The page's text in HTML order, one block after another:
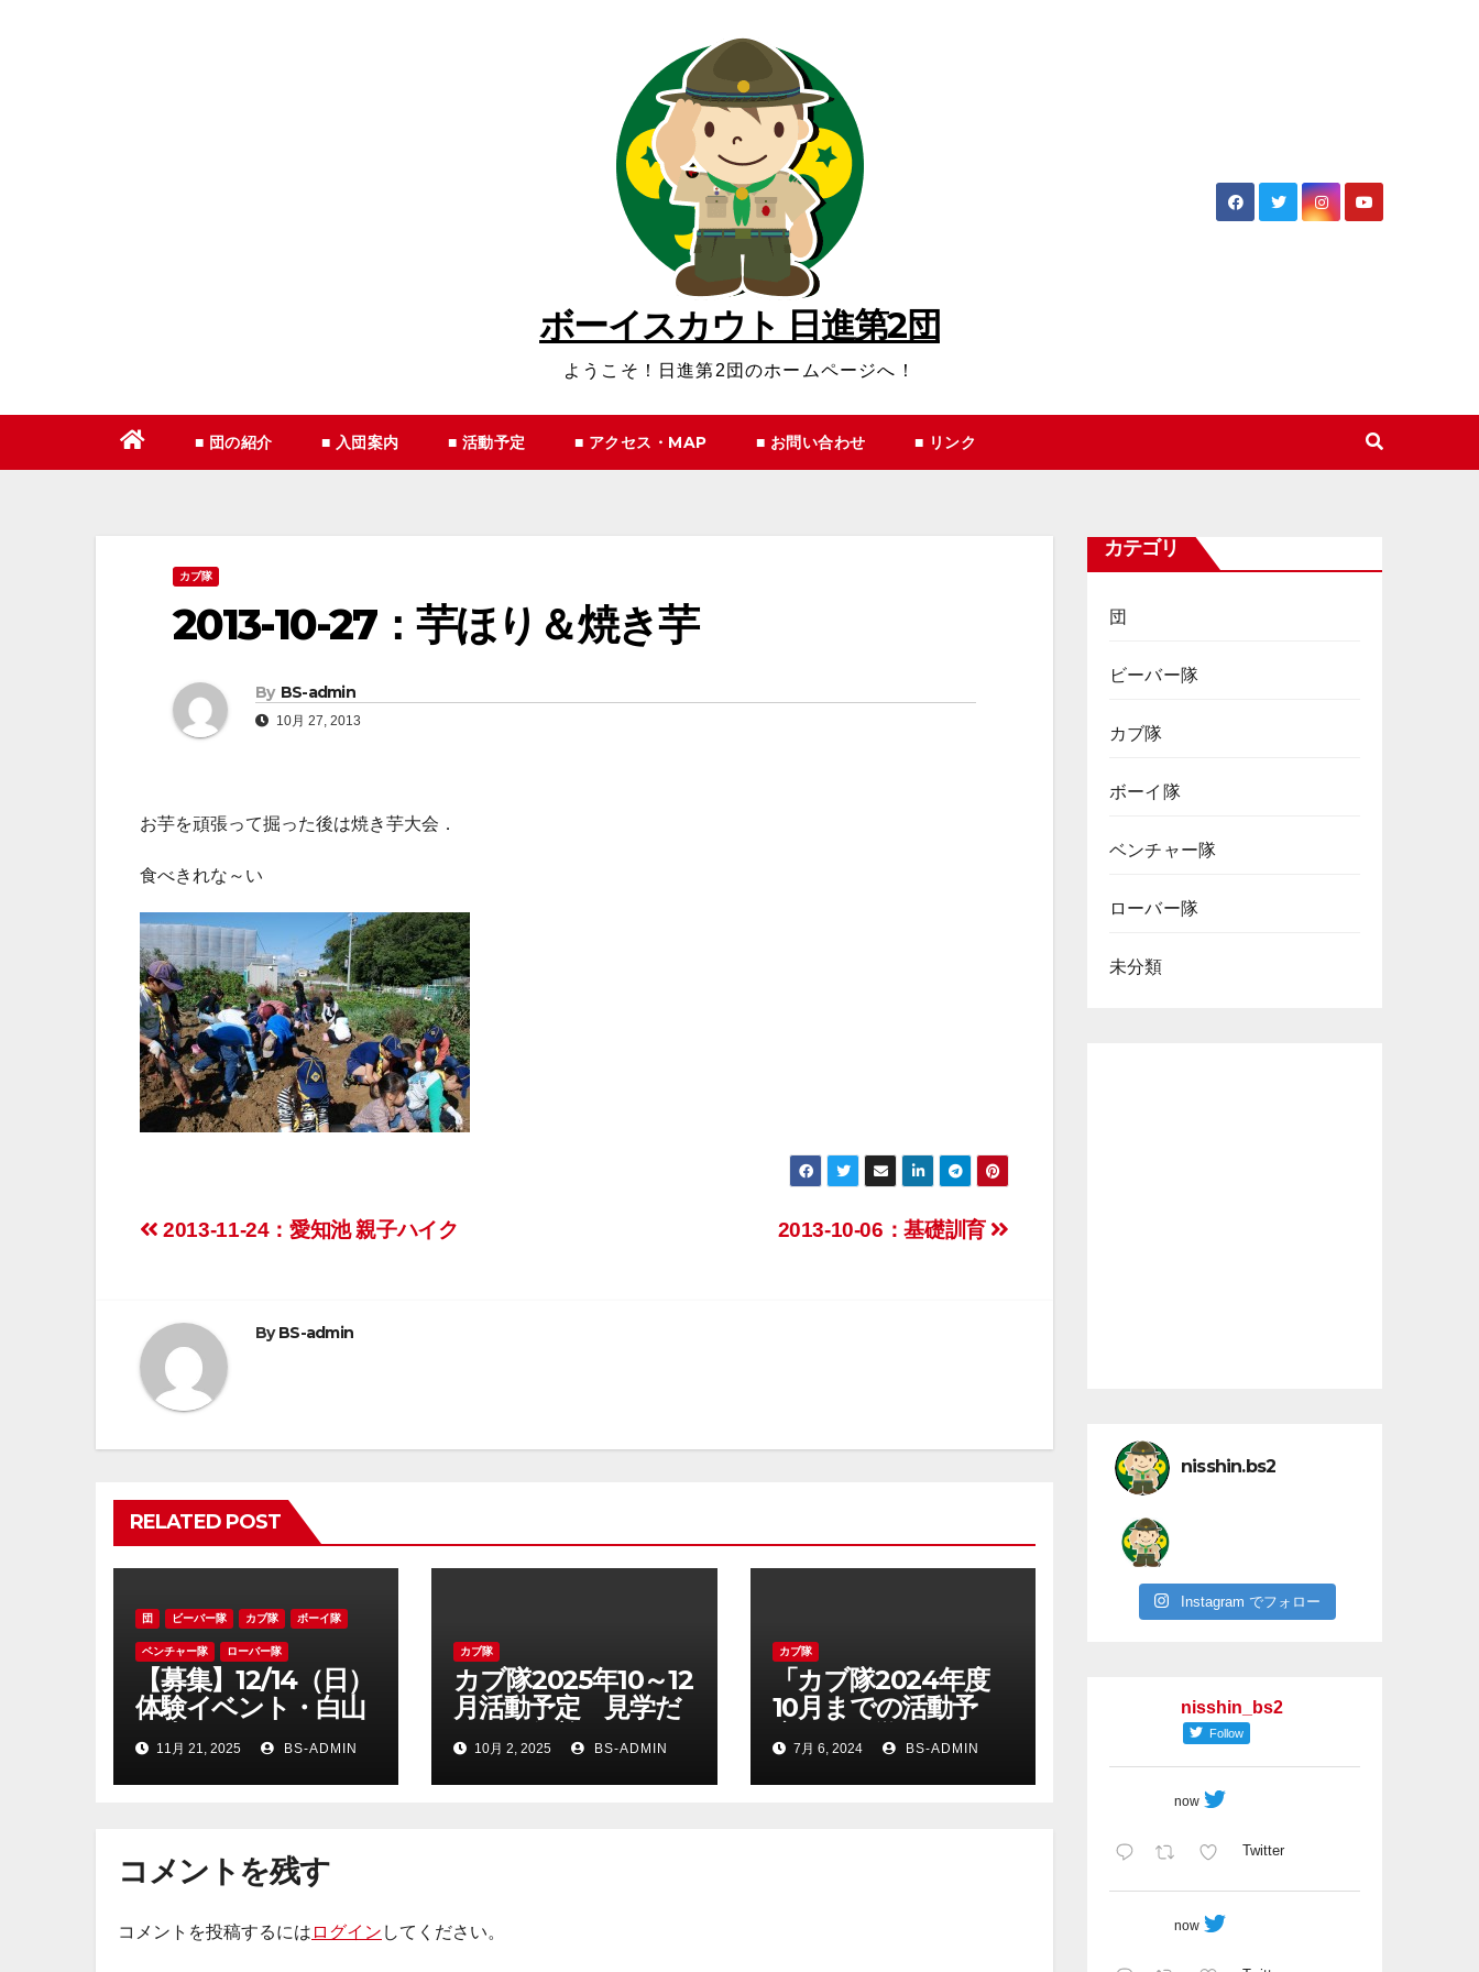
ボーイスカウト 日進第2団
ようこそ！日進第2団のホームページへ！
■ 団の紹介 ■ 入団案内 ■ 活動予定 ■ アクセス・MAP ■ お問い合わせ ■ リンク
カブ隊
2013-10-27：芋ほり＆焼き芋
By BS-admin
10月 27, 2013
お芋を頑張って掘った後は焼き芋大会．
食べきれな～い
投
ナ
ビ
ゲ
ー
シ
ョ
ン
2013-10-06：基礎訓育
2013-11-24：愛知池 親子ハイク
ByBS-admin
RELATED POST
団 ビーバー隊 カブ隊 ボーイ隊
ベンチャー隊 ローバー隊
【募集】12/14（日）
体験イベント・白山
の森であそぼう！
11月 21, 2025 BS-ADMIN
カブ隊
カブ隊2025年10～12
月活動予定 見学だ
けでも歓迎です♪
10月 2, 2025 BS-ADMIN
カブ隊
「カブ隊2024年度
10月までの活動予
定」 見学だけでも
歓迎です♪
7月 6, 2024 BS-ADMIN
コメントを残す
コメントを投稿するには ログイン してください。
カテゴリ
団
ビーバー隊
カブ隊
ボーイ隊
ベンチャー隊
ローバー隊
未分類
nisshin.bs2
Instagram でフォロー
nisshin_bs2
Follow
now
Twitter
now